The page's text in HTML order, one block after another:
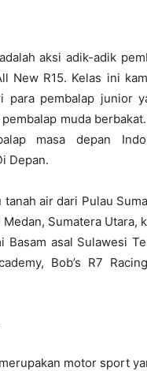
aksi adik-adik
New R15. Kelas ini
para pembalap junior
muda
masa depan
Depan.
air dari Pulau
Sumatera Utara,
Basam asal Sulawesi
Bob’s R7
motor sport